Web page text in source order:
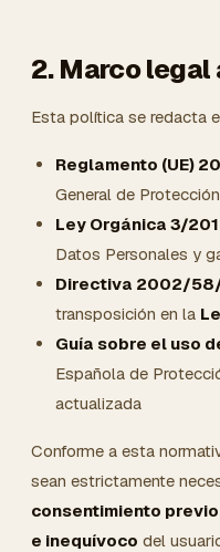
2. Marco
Esta política se redacta
Reglamento (UE)
General de
Ley Orgánica 3/
Datos Personales y
Directiva 2002/
transposición en la
Guía sobre el uso
Española de
actualizada
Conforme a esta
sean estrictamente
consentimiento
e inequívoco del